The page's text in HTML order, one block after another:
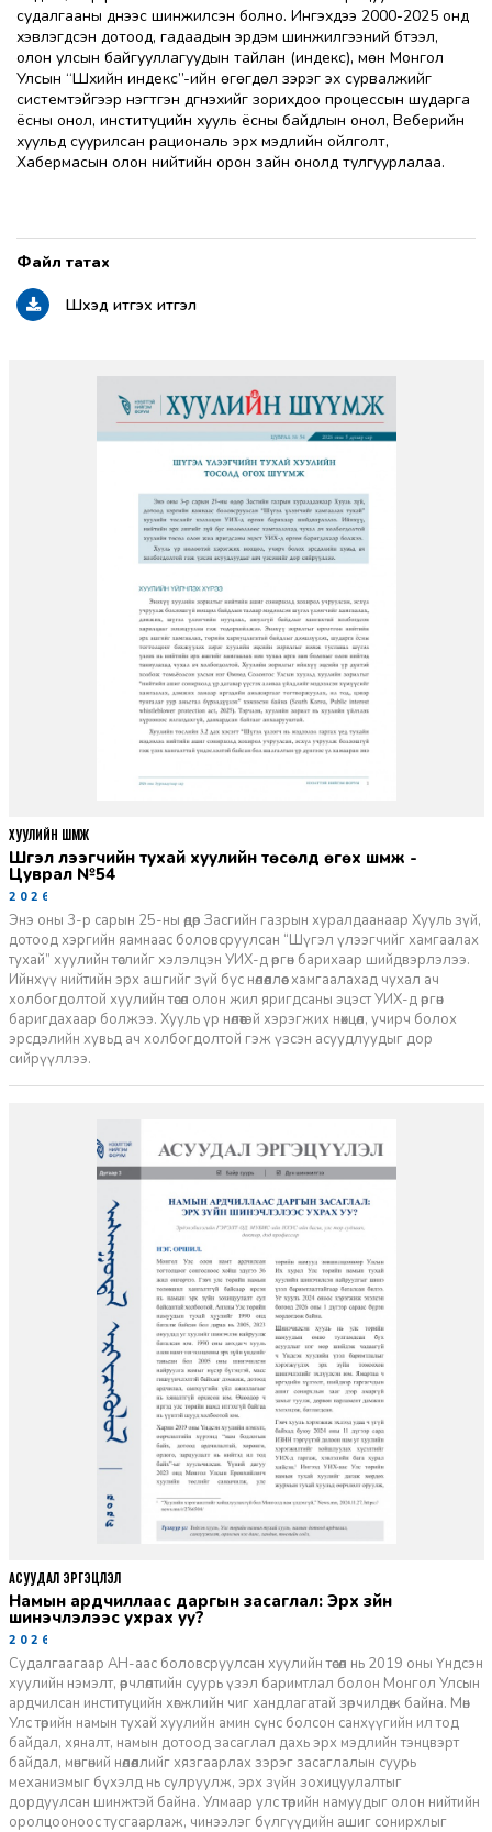
судалгааны үүднээс шинжилсэн болно. Ингэхдээ 2000-2025 онд
хэвлэгдсэн дотоод, гадаадын эрдэм шинжилгээний бүтээл,
олон улсын байгууллагуудын тайлан (индекс), мөн Монгол
Улсын “Шүүхийн индекс”-ийн өгөгдөл зэрэг эх сурвалжийг
системтэйгээр нэгтгэн дүгнэхийг зорихдоо процессын шударга
ёсны онол, институцийн хууль ёсны байдлын онол, Веберийн
хуульд суурилсан рациональ эрх мэдлийн ойлголт,
Хабермасын олон нийтийн орон зайн онолд тулгуурлалаа.
Шүүхэд итгэх итгэл
Шүгэл үлээгчийн тухай хуулийн төсөлд өгөх шүүмж -
Цуврал №54
2026-07-27
Энэ оны 3-р сарын 25-ны өдөр Засгийн газрын хуралдаанаар Хууль зүй,
дотоод хэргийн яамнаас боловсруулсан “Шүгэл үлээгчийг хамгаалах
тухай” хуулийн төслийг хэлэлцэн УИХ-д өргөн барихаар шийдвэрлэлээ.
Ийнхүү нийтийн эрх ашгийг зүй бус нөлөөллөөс хамгаалахад чухал ач
холбогдолтой хуулийн төсөл олон жил яригдсаны эцэст УИХ-д өргөн
баригдахаар болжээ. Хууль үр нөлөөтэй хэрэгжих нөхцөл, учирч болох
эрсдэлийн хувьд ач холбогдолтой гэж үзсэн асуудлуудыг дор
сийрүүллээ.
ХУУЛИЙН ШҮҮМЖ
Намын ардчиллаас даргын засаглал: Эрх зүйн
шинэчлэлээс ухрах уу?
2026-07-08
Судалгаагаар АН-аас боловсруулсан хуулийн төсөл нь 2019 оны Үндсэн
хуулийн нэмэлт, өөрчлөлтийн суурь үзэл баримтлал болон Монгол Улсын
ардчилсан институцийн хөгжлийн чиг хандлагатай зөрчилдөж байна. Мөн
Улс төрийн намын тухай хуулийн амин сүнс болсон санхүүгийн ил тод
байдал, хяналт, намын дотоод засаглал дахь эрх мэдлийн тэнцвэрт
байдал, мөнгөний нөлөөллийг хязгаарлах зэрэг засаглалын суурь
механизмыг бүхэлд нь сулруулж, эрх зүйн зохицуулалтыг
дордуулсан шинжтэй байна. Улмаар улс төрийн намуудыг олон нийтийн
оролцооноос тусгаарлаж, чинээлэг бүлгүүдийн ашиг сонирхлыг
АСУУДАЛ ЭРГЭЦҮҮЛЭЛ